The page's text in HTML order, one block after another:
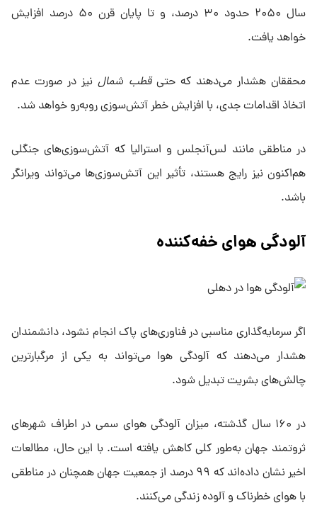
سال ۲۰۵۰ حدود ۳۰ درصد، و تا پایان قرن ۵۰ درصد افزایش
خواهد یافت.
محققان هشدار می‌دهند که حتیقطب شمالنیز در صورت عدم
اتخاذ اقدامات جدی، با افزایش خطر آتش‌سوزی روبه‌رو خواهد شد.
در مناطقی مانند لس‌آنجلس و استرالیا که آتش‌سوزی‌های جنگلی
هم‌اکنون نیز رایج هستند، تأثیر این آتش‌سوزی‌ها می‌تواند ویرانگر
باشد.
آلودگی هوای خفه‌کننده
اگر سرمایه‌گذاری مناسبی در فناوری‌های پاک انجام نشود، دانشمندان
هشدار می‌دهند که آلودگی هوا می‌تواند به یکی از مرگبارترین
چالش‌های بشریت تبدیل شود.
در ۱۶۰ سال گذشته، میزان آلودگی هوای سمی در اطراف شهرهای
ثروتمند جهان به‌طور کلی کاهش یافته است. با این حال، مطالعات
اخیر نشان داده‌اند که ۹۹ درصد از جمعیت جهان همچنان در مناطقی
با هوای خطرناک و آلوده زندگی می‌کنند.